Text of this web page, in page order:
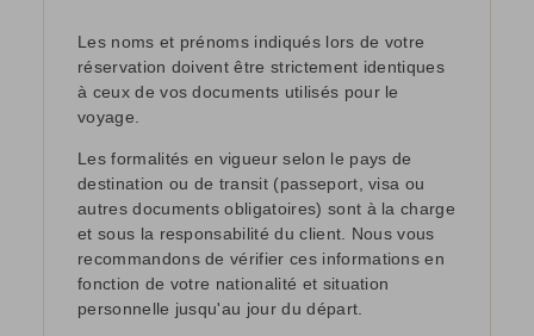
Les noms et prénoms indiqués lors de votre
réservation doivent être strictement identiques
à ceux de vos documents utilisés pour le
voyage.
Les formalités en vigueur selon le pays de
destination ou de transit (passeport, visa ou
autres documents obligatoires) sont à la charge
et sous la responsabilité du client. Nous vous
recommandons de vérifier ces informations en
fonction de votre nationalité et situation
personnelle jusqu'au jour du départ.